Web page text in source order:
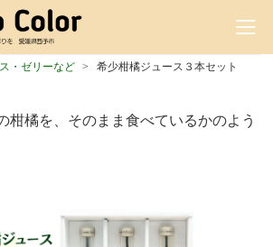
・ゼリーなど 希少柑橘ジュース３本セット
柑橘を、そのまま食べているかのよう